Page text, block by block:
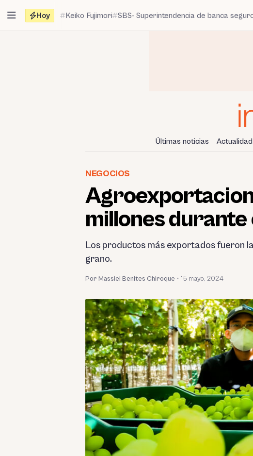
contenido
Hoy Keiko Fujimori SBS- Superintendencia de banca
Últimas noticias Actualidad
NEGOCIOS
millones
Los productos más exportados fueron
grano.
Por Massiel Benites Chiroque • 15 mayo, 2024